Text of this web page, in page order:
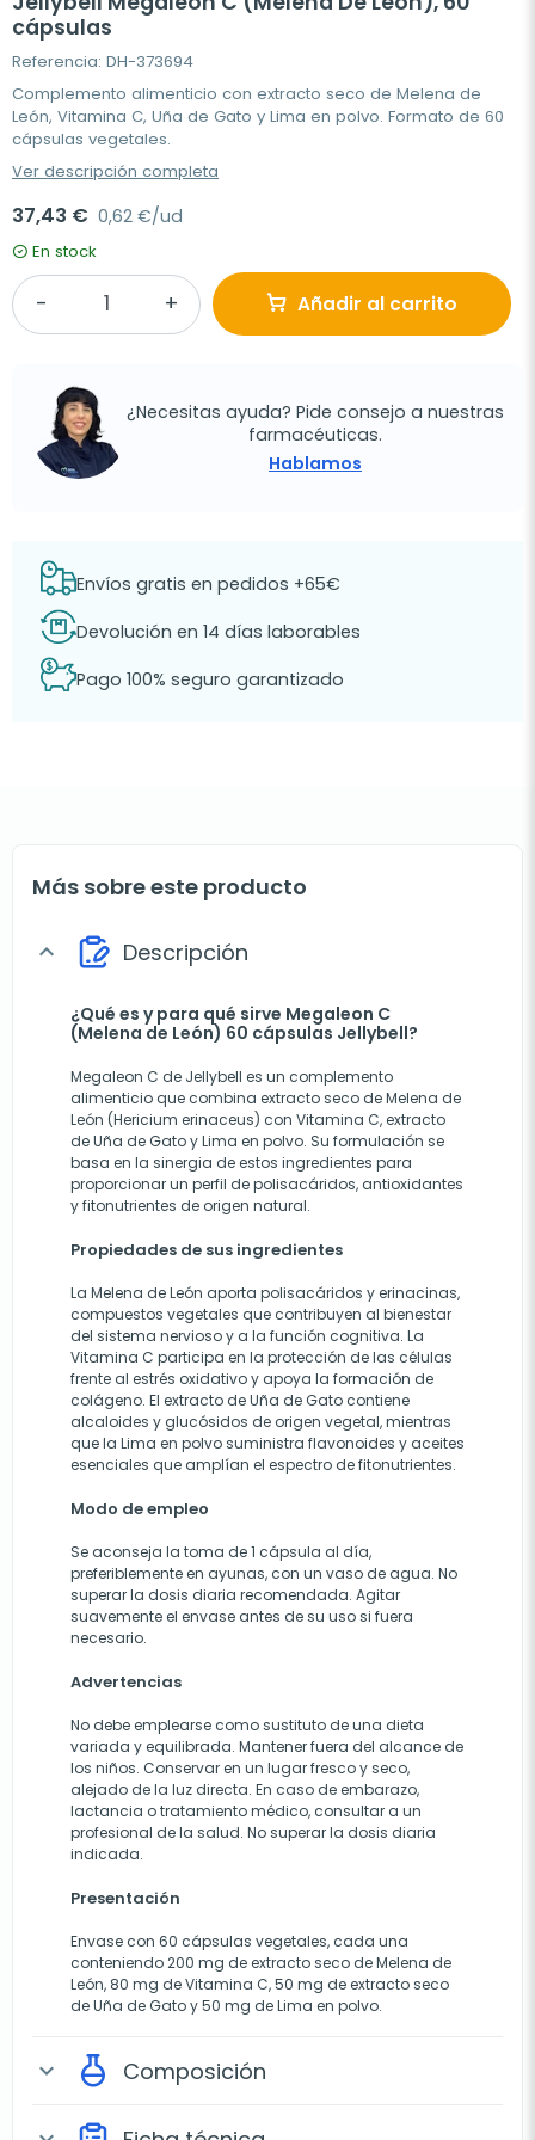
cápsulas
Referencia: DH-373694
Complemento alimenticio con extracto seco de Melena de
León, Vitamina C, Uña de Gato y Lima en polvo. Formato de 60
cápsulas vegetales.
Ver descripción completa
37,43 € 0,62 €/ud
En stock
Añadir al carrito
¿Necesitas ayuda? Pide consejo a nuestras
farmacéuticas.
Hablamos
Envíos gratis en pedidos +65€
Devolución en 14 días laborables
Pago 100% seguro garantizado
Más sobre este producto
expand_more Descripción
¿Qué es y para qué sirve Megaleon C
(Melena de León) 60 cápsulas Jellybell?
Megaleon C de Jellybell es un complemento
alimenticio que combina extracto seco de Melena de
León (Hericium erinaceus) con Vitamina C, extracto
de Uña de Gato y Lima en polvo. Su formulación se
basa en la sinergia de estos ingredientes para
proporcionar un perfil de polisacáridos, antioxidantes
y fitonutrientes de origen natural.
Propiedades de sus ingredientes
La Melena de León aporta polisacáridos y erinacinas,
compuestos vegetales que contribuyen al bienestar
del sistema nervioso y a la función cognitiva. La
Vitamina C participa en la protección de las células
frente al estrés oxidativo y apoya la formación de
colágeno. El extracto de Uña de Gato contiene
alcaloides y glucósidos de origen vegetal, mientras
que la Lima en polvo suministra flavonoides y aceites
esenciales que amplían el espectro de fitonutrientes.
Modo de empleo
Se aconseja la toma de 1 cápsula al día,
preferiblemente en ayunas, con un vaso de agua. No
superar la dosis diaria recomendada. Agitar
suavemente el envase antes de su uso si fuera
necesario.
Advertencias
No debe emplearse como sustituto de una dieta
variada y equilibrada. Mantener fuera del alcance de
los niños. Conservar en un lugar fresco y seco,
alejado de la luz directa. En caso de embarazo,
lactancia o tratamiento médico, consultar a un
profesional de la salud. No superar la dosis diaria
indicada.
Presentación
Envase con 60 cápsulas vegetales, cada una
conteniendo 200 mg de extracto seco de Melena de
León, 80 mg de Vitamina C, 50 mg de extracto seco
de Uña de Gato y 50 mg de Lima en polvo.
expand_more Composición